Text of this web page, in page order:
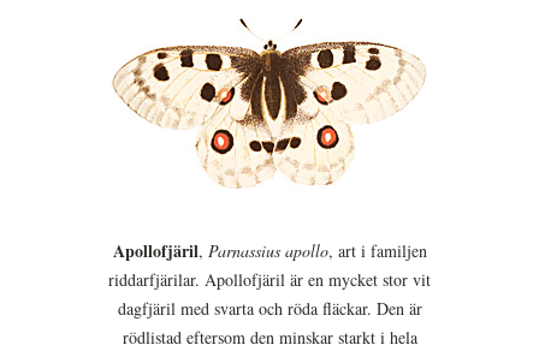
Apollofjäril, Parnassius apollo, art i familjen
riddarfjärilar. Apollofjäril är en mycket stor vit
dagfjäril med svarta och röda fläckar. Den är
rödlistad eftersom den minskar starkt i hela